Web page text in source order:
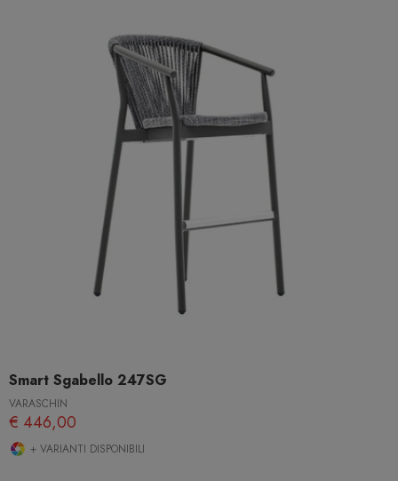
Smart Sgabello 247SG
VARASCHIN
€ 446,00
+ VARIANTI DISPONIBILI